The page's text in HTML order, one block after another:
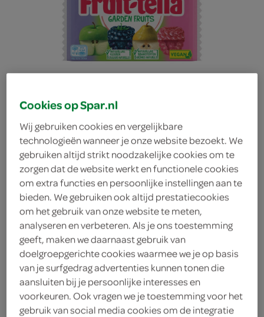
Fruittella garden fruits
Fruittella
2.
79
4 Stuks
Let op: aanbiedingen zijn niet zichtbaar bij de
Cookies op Spar.nl
Wij gebruiken cookies en vergelijkbare
technologieën wanneer je onze website bezoekt. We
gebruiken altijd strikt noodzakelijke cookies om te
zorgen dat de website werkt en functionele cookies
om extra functies en persoonlijke instellingen aan te
bieden. We gebruiken ook altijd prestatiecookies
om het gebruik van onze website te meten,
analyseren en verbeteren. Als je ons toestemming
geeft, maken we daarnaast gebruik van
doelgroepgerichte cookies waarmee we je op basis
van je surfgedrag advertenties kunnen tonen die
aansluiten bij je persoonlijke interesses en
voorkeuren. Ook vragen we je toestemming voor het
gebruik van social media cookies om de integratie